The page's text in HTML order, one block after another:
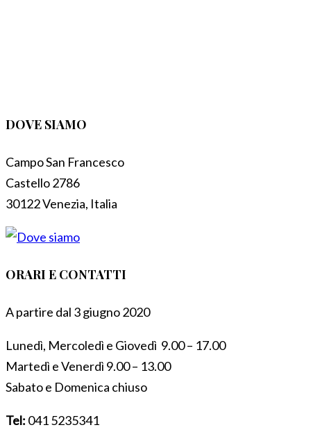
DOVE SIAMO
Campo San Francesco
Castello 2786
30122 Venezia, Italia
ORARI E CONTATTI
A partire dal 3 giugno 2020
Lunedì, Mercoledì e Giovedì 9.00 – 17.00
Martedì e Venerdì 9.00 – 13.00
Sabato e Domenica chiuso
Tel: 041 5235341